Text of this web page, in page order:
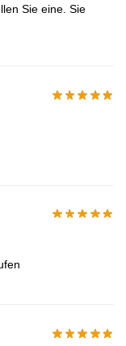
Sie eine. Sie